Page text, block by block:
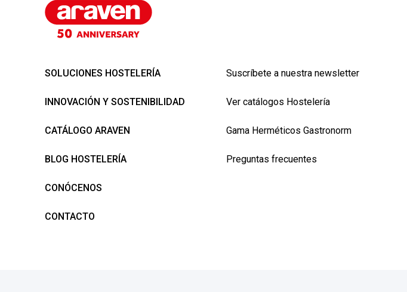
SOLUCIONES HOSTELERÍA
INNOVACIÓN Y SOSTENIBILIDAD
CATÁLOGO ARAVEN
BLOG HOSTELERÍA
CONÓCENOS
CONTACTO
Suscríbete a nuestra newsletter
Ver catálogos Hostelería
Gama Herméticos Gastronorm
Preguntas frecuentes